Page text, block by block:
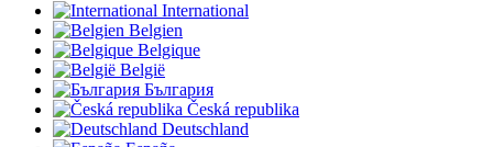
International
Belgien
Belgique
België
България
Česká republika
Deutschland